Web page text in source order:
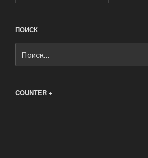
ПОИСК
COUNTER +